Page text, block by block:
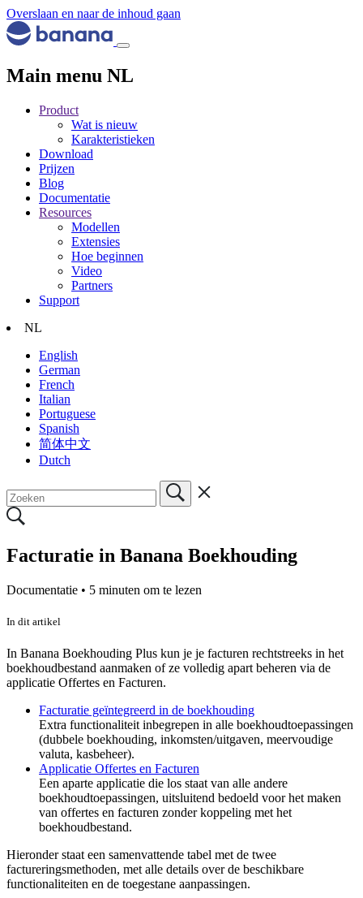
Overslaan en naar de inhoud gaan
Main menu NL
Product
Wat is nieuw
Karakteristieken
Download
Prijzen
Blog
Documentatie
Resources
Modellen
Extensies
Hoe beginnen
Video
Partners
Support
NL
English
German
French
Italian
Portuguese
Spanish
简体中文
Dutch
Facturatie in Banana Boekhouding
Documentatie • 5 minuten om te lezen
In dit artikel
In Banana Boekhouding Plus kun je je facturen rechtstreeks in het
boekhoudbestand aanmaken of ze volledig apart beheren via de
applicatie Offertes en Facturen.
Facturatie geïntegreerd in de boekhouding
Extra functionaliteit inbegrepen in alle boekhoudtoepassingen
(dubbele boekhouding, inkomsten/uitgaven, meervoudige
valuta, kasbeheer).
Applicatie Offertes en Facturen
Een aparte applicatie die los staat van alle andere
boekhoudtoepassingen, uitsluitend bedoeld voor het maken
van offertes en facturen zonder koppeling met het
boekhoudbestand.
Hieronder staat een samenvattende tabel met de twee
factureringsmethoden, met alle details over de beschikbare
functionaliteiten en de toegestane aanpassingen.